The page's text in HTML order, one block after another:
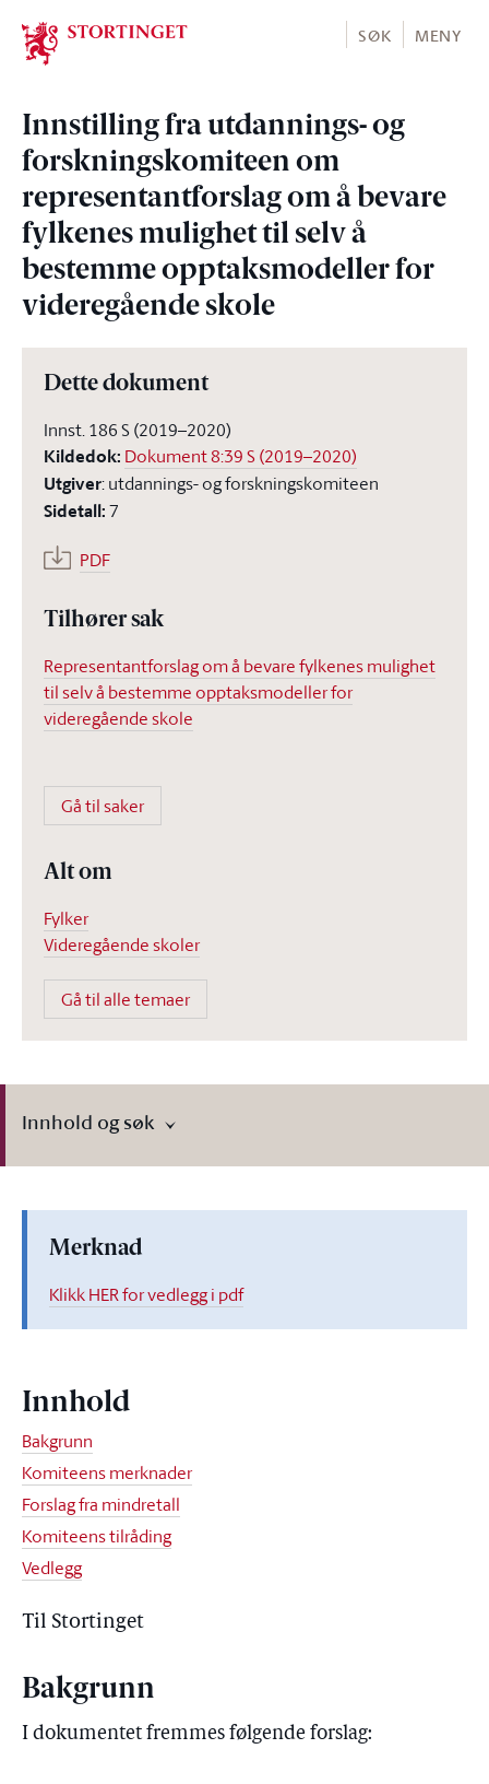
Stortinget.no
SØK MENY
Innstilling fra utdannings- og
forskningskomiteen om
representantforslag om å bevare
fylkenes mulighet til selv å
bestemme opptaksmodeller for
videregående skole
Dette dokument
Innst. 186 S (2019–2020)
Kildedok: Dokument 8:39 S (2019–2020)
Utgiver:utdannings- og forskningskomiteen
Sidetall:7
PDF
Tilhører sak
Representantforslag om å bevare fylkenes mulighet
til selv å bestemme opptaksmodeller for
videregående skole
Gå til saker
Alt om
Fylker
Videregående skoler
Gå til alle temaer
Innhold og søk
Merknad
Klikk HER for vedlegg i pdf
Innhold
Bakgrunn
Komiteens merknader
Forslag fra mindretall
Komiteens tilråding
Vedlegg
Til Stortinget
Bakgrunn
I dokumentet fremmes følgende forslag: